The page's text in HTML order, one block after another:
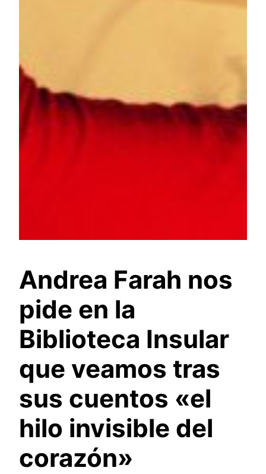
Andrea Farah nos
pide en la
Biblioteca Insular
que veamos tras
sus cuentos «el
hilo invisible del
corazón»